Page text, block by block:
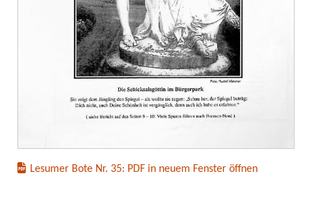
Lesumer Bote Nr. 35: PDF in neuem Fenster öffnen